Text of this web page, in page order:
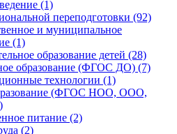
(1)
переподготовки (92)
и муниципальное
(1)
образование детей (28)
образование (ФГОС ДО) (7)
технологии (1)
(ФГОС НОО, ООО,
питание (2)
(2)